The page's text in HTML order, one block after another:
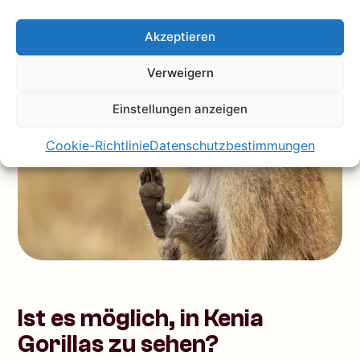
Akzeptieren
Verweigern
Einstellungen anzeigen
Cookie-RichtlinieDatenschutzbestimmungen
Ist es möglich, in Kenia
Gorillas zu sehen?